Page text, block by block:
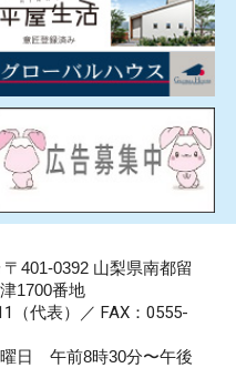
〒401-0392 山梨県南都留
1700番地
（代表）／ FAX：0555-
日 午前8時30分〜午後